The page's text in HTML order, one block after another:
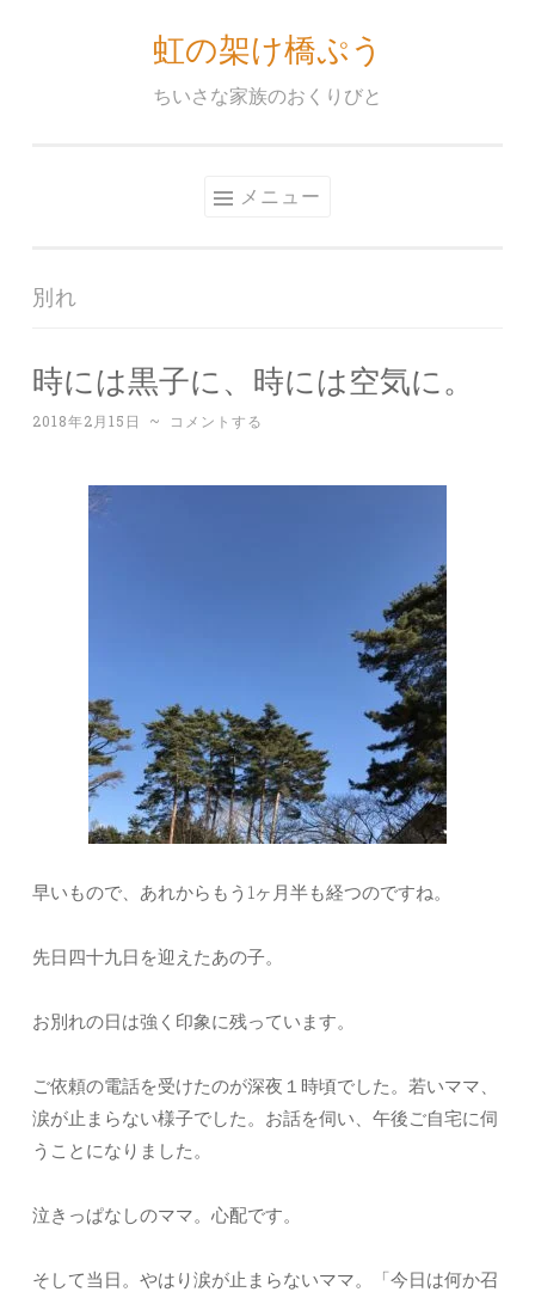
ッ
虹の架け橋ぷう
ちいさな家族のおくりびと
メニュー
別れ
時には黒子に、時には空気に。
2018年2月15日 ~ コメントする
早いもので、あれからもう1ヶ月半も経つのですね。
先日四十九日を迎えたあの子。
お別れの日は強く印象に残っています。
ご依頼の電話を受けたのが深夜１時頃でした。若いママ、
涙が止まらない様子でした。お話を伺い、午後ご自宅に伺
うことになりました。
泣きっぱなしのママ。心配です。
そして当日。やはり涙が止まらないママ。「今日は何か召